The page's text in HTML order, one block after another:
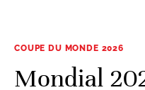
COUPE DU MONDE 2026
Mondial